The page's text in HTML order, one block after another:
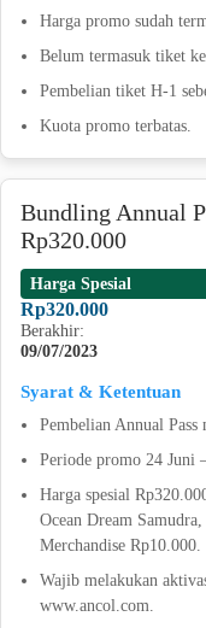
Harga promo sudah
Belum termasuk tiket
Pembelian tiket H-1
Kuota promo terbatas.
Bundling Annual
Rp320.000
Harga Spesial
Rp320.000
Berakhir:
09/07/2023
Syarat & Ketentuan
Pembelian Annual
Periode promo 24 Juni
Harga spesial
Ocean Dream
Merchandise Rp10.000.
Wajib melakukan
www.ancol.com.